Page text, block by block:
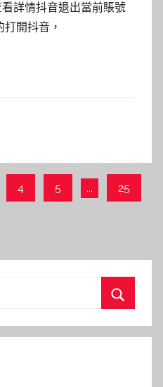
詳情抖音退出當前賬號
開抖音，
4 5 ... 25